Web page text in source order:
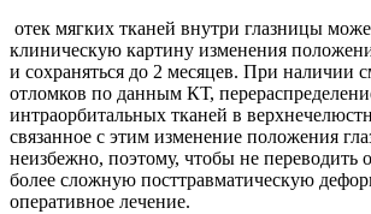
отек мягких тканей внутри глазницы
клиническую картину изменения
и сохраняться до 2 месяцев. При наличии
отломков по данным КТ,
интраорбитальных тканей в
связанное с этим изменение положения
неизбежно, поэтому, чтобы не переводить
более сложную посттравматическую
оперативное лечение.